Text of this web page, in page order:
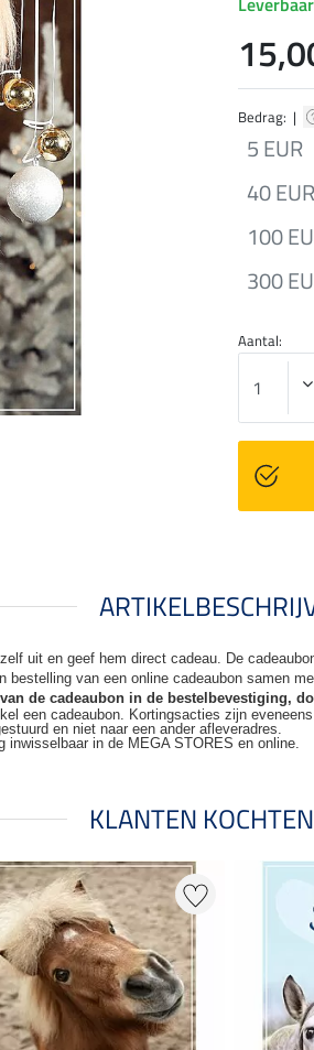
Bedrag: |
5 EUR
40 EUR
100
300
Aantal:
uit en geef hem direct cadeau. De
bestelling van een online cadeaubon samen
de cadeaubon in de bestelbevestiging,
een cadeaubon. Kortingsacties zijn
en niet naar een ander afleveradres.
inwisselbaar in de MEGA STORES en online.
KLANTEN